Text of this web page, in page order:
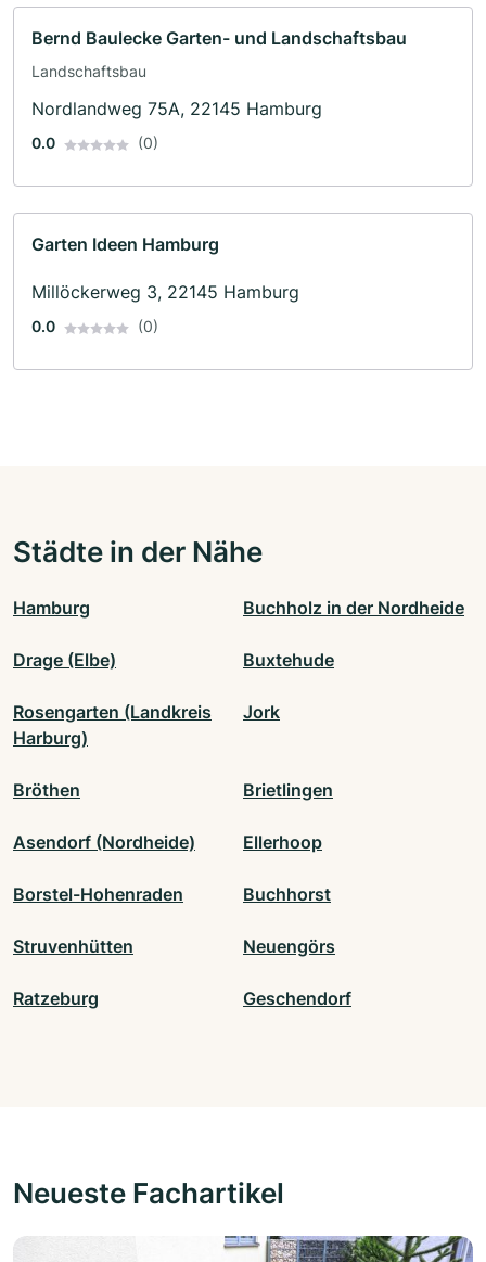
Bernd Baulecke Garten- und Landschaftsbau
Landschaftsbau
Nordlandweg 75A, 22145 Hamburg
0.0 (0)
Garten Ideen Hamburg
Millöckerweg 3, 22145 Hamburg
0.0 (0)
Städte in der Nähe
Hamburg Buchholz in der Nordheide
Drage (Elbe) Buxtehude
Rosengarten (Landkreis
Harburg)
Jork
Bröthen Brietlingen
Asendorf (Nordheide) Ellerhoop
Borstel-Hohenraden Buchhorst
Struvenhütten Neuengörs
Ratzeburg Geschendorf
Neueste Fachartikel